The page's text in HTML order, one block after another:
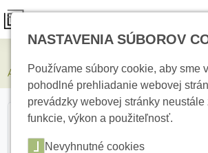
AJAX MotionProtect Outdoor White
NASTAVENIA SÚBOROV
Používame súbory cookie, aby sme
pohodlné prehliadanie webovej
prevádzky webovej stránky
funkcie, výkon a použiteľnosť.
Nevyhnutné cookies